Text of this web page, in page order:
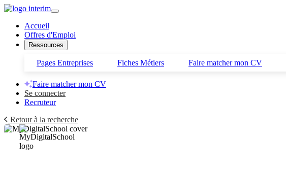
Accueil
Offres d'Emploi
Ressources
Pages Entreprises Fiches Métiers Faire matcher mon CV
Faire matcher mon CV
Se connecter
Recruteur
Retour à la recherche